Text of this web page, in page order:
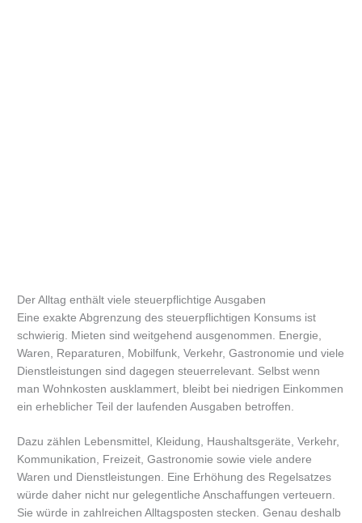
Der Alltag enthält viele steuerpflichtige Ausgaben
Eine exakte Abgrenzung des steuerpflichtigen Konsums ist
schwierig. Mieten sind weitgehend ausgenommen. Energie,
Waren, Reparaturen, Mobilfunk, Verkehr, Gastronomie und viele
Dienstleistungen sind dagegen steuerrelevant. Selbst wenn
man Wohnkosten ausklammert, bleibt bei niedrigen Einkommen
ein erheblicher Teil der laufenden Ausgaben betroffen.
Dazu zählen Lebensmittel, Kleidung, Haushaltsgeräte, Verkehr,
Kommunikation, Freizeit, Gastronomie sowie viele andere
Waren und Dienstleistungen. Eine Erhöhung des Regelsatzes
würde daher nicht nur gelegentliche Anschaffungen verteuern.
Sie würde in zahlreichen Alltagsposten stecken. Genau deshalb